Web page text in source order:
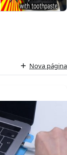
Nova página